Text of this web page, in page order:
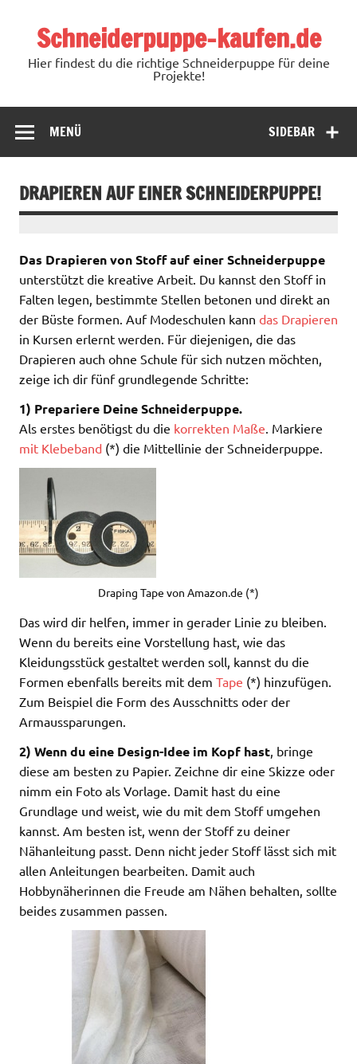
Schneiderpuppe-kaufen.de
Hier findest du die richtige Schneiderpuppe für deine
Projekte!
SIDEBAR
MENÜ
DRAPIEREN AUF EINER SCHNEIDERPUPPE!
Das Drapieren von Stoff auf einer Schneiderpuppe
unterstützt die kreative Arbeit. Du kannst den Stoff in
Falten legen, bestimmte Stellen betonen und direkt an
der Büste formen. Auf Modeschulen kann das Drapieren
in Kursen erlernt werden. Für diejenigen, die das
Drapieren auch ohne Schule für sich nutzen möchten,
zeige ich dir fünf grundlegende Schritte:
1) Prepariere Deine Schneiderpuppe.
Als erstes benötigst du die korrekten Maße . Markiere
mit Klebeband (*) die Mittellinie der Schneiderpuppe.
Draping Tape von Amazon.de (*)
Das wird dir helfen, immer in gerader Linie zu bleiben.
Wenn du bereits eine Vorstellung hast, wie das
Kleidungsstück gestaltet werden soll, kannst du die
Formen ebenfalls bereits mit dem Tape (*) hinzufügen.
Zum Beispiel die Form des Ausschnitts oder der
Armaussparungen.
2) Wenn du eine Design-Idee im Kopf hast , bringe
diese am besten zu Papier. Zeichne dir eine Skizze oder
nimm ein Foto als Vorlage. Damit hast du eine
Grundlage und weist, wie du mit dem Stoff umgehen
kannst. Am besten ist, wenn der Stoff zu deiner
Nähanleitung passt. Denn nicht jeder Stoff lässt sich mit
allen Anleitungen bearbeiten. Damit auch
Hobbynäherinnen die Freude am Nähen behalten, sollte
beides zusammen passen.